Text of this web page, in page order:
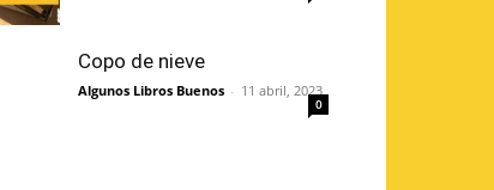
Copo de nieve
Algunos Libros Buenos - 11 abril, 2023
0